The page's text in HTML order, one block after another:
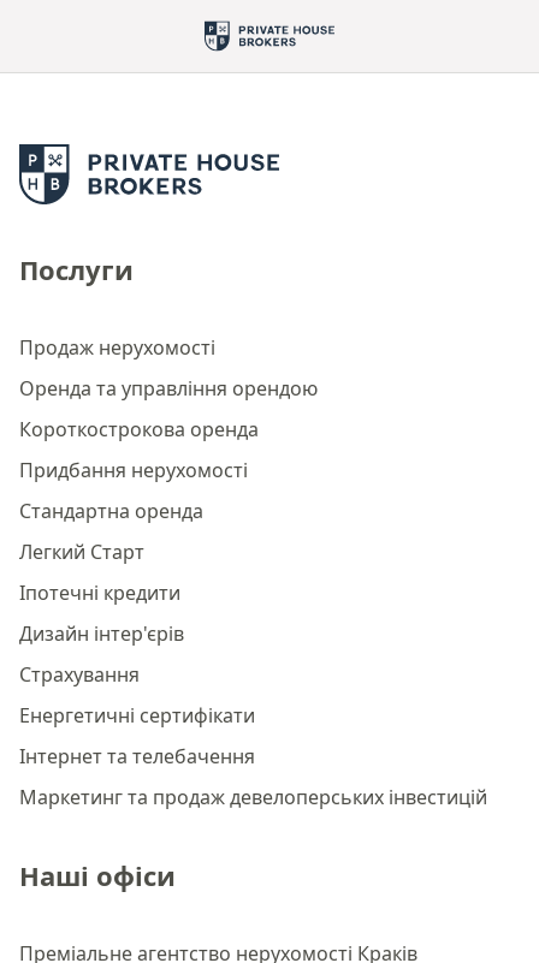
Послуги
Продаж нерухомості
Оренда та управління орендою
Короткострокова оренда
Придбання нерухомості
Стандартна оренда
Легкий Старт
Іпотечні кредити
Дизайн інтер'єрів
Страхування
Енергетичні сертифікати
Інтернет та телебачення
Маркетинг та продаж девелоперських інвестицій
Наші офіси
Преміальне агентство нерухомості Краків